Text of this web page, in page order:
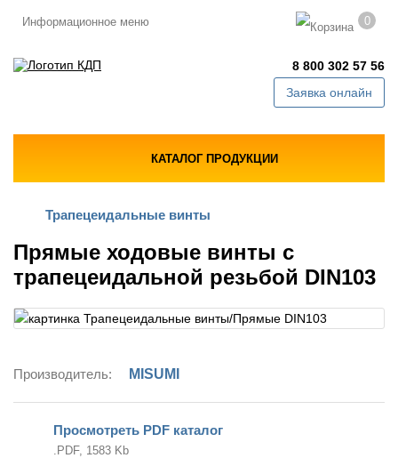
Информационное меню 0
8 800 302 57 56
Заявка онлайн
КАТАЛОГ ПРОДУКЦИИ
Трапецеидальные винты
Прямые ходовые винты с
трапецеидальной резьбой DIN103
Производитель: MISUMI
Просмотреть PDF каталог
.PDF, 1583 Kb